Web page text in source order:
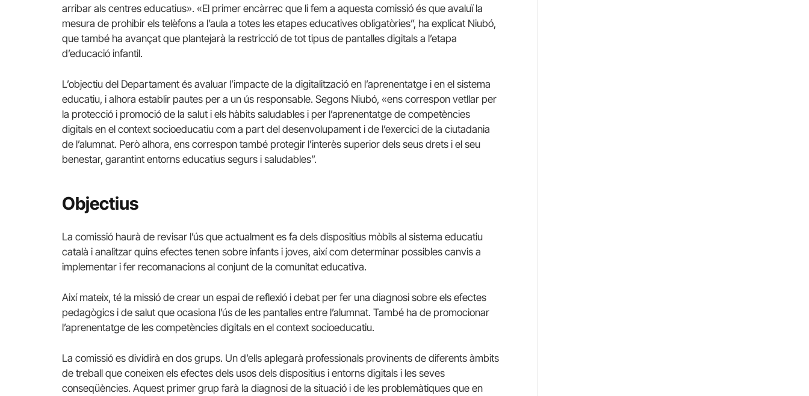
arribar als centres educatius». «El primer encàrrec que li fem a aquesta comissió és que avaluï la
mesura de prohibir els telèfons a l’aula a totes les etapes educatives obligatòries”, ha explicat Niubó,
que també ha avançat que plantejarà la restricció de tot tipus de pantalles digitals a l’etapa
d’educació infantil.
L’objectiu del Departament és avaluar l’impacte de la digitalització en l’aprenentatge i en el sistema
educatiu, i alhora establir pautes per a un ús responsable. Segons Niubó, «ens correspon vetllar per
la protecció i promoció de la salut i els hàbits saludables i per l’aprenentatge de competències
digitals en el context socioeducatiu com a part del desenvolupament i de l’exercici de la ciutadania
de l’alumnat. Però alhora, ens correspon també protegir l’interès superior dels seus drets i el seu
benestar, garantint entorns educatius segurs i saludables”.
Objectius
La comissió haurà de revisar l’ús que actualment es fa dels dispositius mòbils al sistema educatiu
català i analitzar quins efectes tenen sobre infants i joves, així com determinar possibles canvis a
implementar i fer recomanacions al conjunt de la comunitat educativa.
Així mateix, té la missió de crear un espai de reflexió i debat per fer una diagnosi sobre els efectes
pedagògics i de salut que ocasiona l’ús de les pantalles entre l’alumnat. També ha de promocionar
l’aprenentatge de les competències digitals en el context socioeducatiu.
La comissió es dividirà en dos grups. Un d’ells aplegarà professionals provinents de diferents àmbits
de treball que coneixen els efectes dels usos dels dispositius i entorns digitals i les seves
conseqüències. Aquest primer grup farà la diagnosi de la situació i de les problemàtiques que en